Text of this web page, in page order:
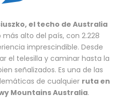
el techo de Australia
alto del país, con 2.228
imprescindible. Desde
el telesilla y caminar hasta la
señalizados. Es una de las
de cualquier ruta en
Mountains Australia.